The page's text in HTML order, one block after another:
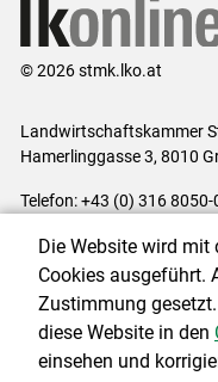
© 2026 stmk.lko.at
Landwirtschaftskammer
Hamerlinggasse 3, 8010
Telefon: +43 (0) 316 8050-
Impressum|Kontakt|
Cookie-Einstellungen
Die Website wird mit
Cookies ausgeführt.
Zustimmung
diese Website in den
einsehen und